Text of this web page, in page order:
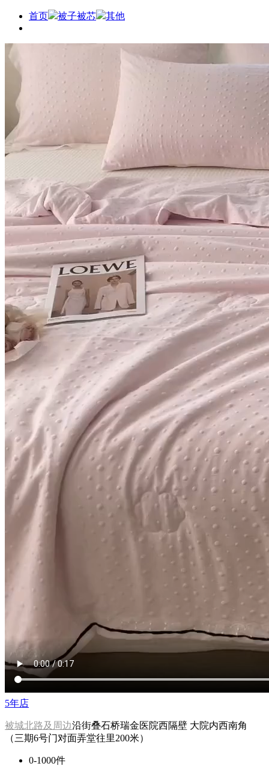
首页 被子被芯 其他
2025新品A类韩版针织泡泡纱
花边夏被夏凉被被子被芯小花-
樱花粉
兄弟坊 XDF939
商品参数
兄弟坊
5年店
被城北路及周边沿街叠石桥瑞金医院西隔壁 大院内西南角
（三期6号门对面弄堂往里200米）
0-1000件